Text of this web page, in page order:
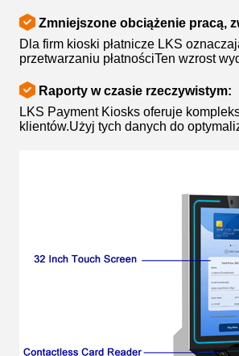
Zmniejszone obciążenie pracą,
Dla firm kioski płatnicze LKS
przetwarzaniu płatnościTen wzrost
Raporty w czasie rzeczywistym:
LKS Payment Kiosks oferuje
klientów.Użyj tych danych do